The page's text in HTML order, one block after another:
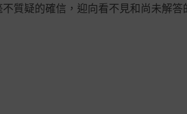
質疑的確信，迎向看不見和尚未解答